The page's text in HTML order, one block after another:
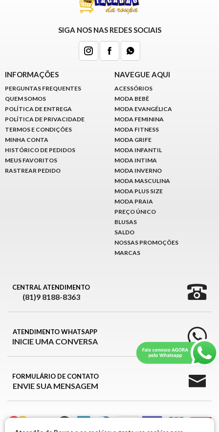
SIGA NOS NAS REDES SOCIAIS
INFORMAÇÕES
PERGUNTAS FREQUENTES
QUEM SOMOS
POLÍTICA DE ENTREGA
POLÍTICA DE PRIVACIDADE
TERMOS E CONDIÇÕES
MINHA CONTA
HISTÓRICO DE PEDIDOS
MEUS FAVORITOS
RASTREAR PEDIDO
NAVEGUE AQUI
ACESSÓRIOS
MODA BEBÊ
MODA EVANGÉLICA
MODA FEMININA
MODA FITNESS
MODA GRIFE
MODA INFANTIL
MODA INTIMA
MODA INVERNO
MODA MASCULINA
MODA PLUS SIZE
MODA PRAIA
PREÇO ÚNICO
BLUSAS
SALDO
NOSSAS PROMOÇÕES
MARCAS
CENTRAL ATENDIMENTO
(81)9 8188-8363
ATENDIMENTO WHATSAPP
INICIE UMA CONVERSA
FORMULÁRIO DE CONTATO
ENVIE SUA MENSAGEM